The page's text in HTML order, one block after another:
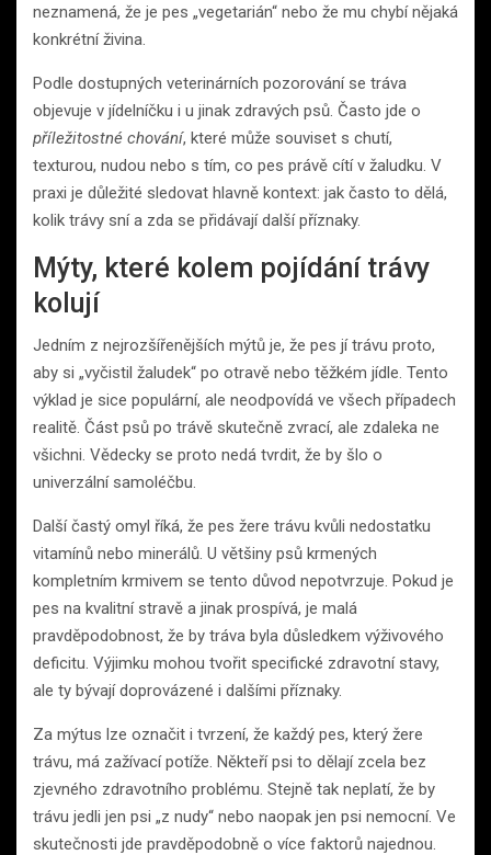
neznamená, že je pes „vegetarián“ nebo že mu chybí nějaká
konkrétní živina.
Podle dostupných veterinárních pozorování se tráva
objevuje v jídelníčku i u jinak zdravých psů. Často jde o
příležitostné chování, které může souviset s chutí,
texturou, nudou nebo s tím, co pes právě cítí v žaludku. V
praxi je důležité sledovat hlavně kontext: jak často to dělá,
kolik trávy sní a zda se přidávají další příznaky.
Mýty, které kolem pojídání trávy
kolují
Jedním z nejrozšířenějších mýtů je, že pes jí trávu proto,
aby si „vyčistil žaludek“ po otravě nebo těžkém jídle. Tento
výklad je sice populární, ale neodpovídá ve všech případech
realitě. Část psů po trávě skutečně zvrací, ale zdaleka ne
všichni. Vědecky se proto nedá tvrdit, že by šlo o
univerzální samoléčbu.
Další častý omyl říká, že pes žere trávu kvůli nedostatku
vitamínů nebo minerálů. U většiny psů krmených
kompletním krmivem se tento důvod nepotvrzuje. Pokud je
pes na kvalitní stravě a jinak prospívá, je malá
pravděpodobnost, že by tráva byla důsledkem výživového
deficitu. Výjimku mohou tvořit specifické zdravotní stavy,
ale ty bývají doprovázené i dalšími příznaky.
Za mýtus lze označit i tvrzení, že každý pes, který žere
trávu, má zažívací potíže. Někteří psi to dělají zcela bez
zjevného zdravotního problému. Stejně tak neplatí, že by
trávu jedli jen psi „z nudy“ nebo naopak jen psi nemocní. Ve
skutečnosti jde pravděpodobně o více faktorů najednou.